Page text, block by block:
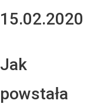
15.02.2020
Jak
powstała